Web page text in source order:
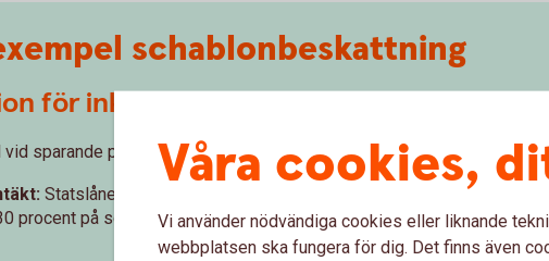
schablonbeskattning
för inkomståret 2025
sparande på 200 000 kr. För 2025 är 150 000 kr skattefritt.
Statslåneräntan 1,96 plus 1 procent gånger 50 000 blir
1 480 kr.
procent på schablonintäkten = 444 kr.Detta motsvarar en skatt på
Våra cookies,
Vi använder nödvändiga cookies eller liknande
webbplatsen ska fungera för dig. Det finns även